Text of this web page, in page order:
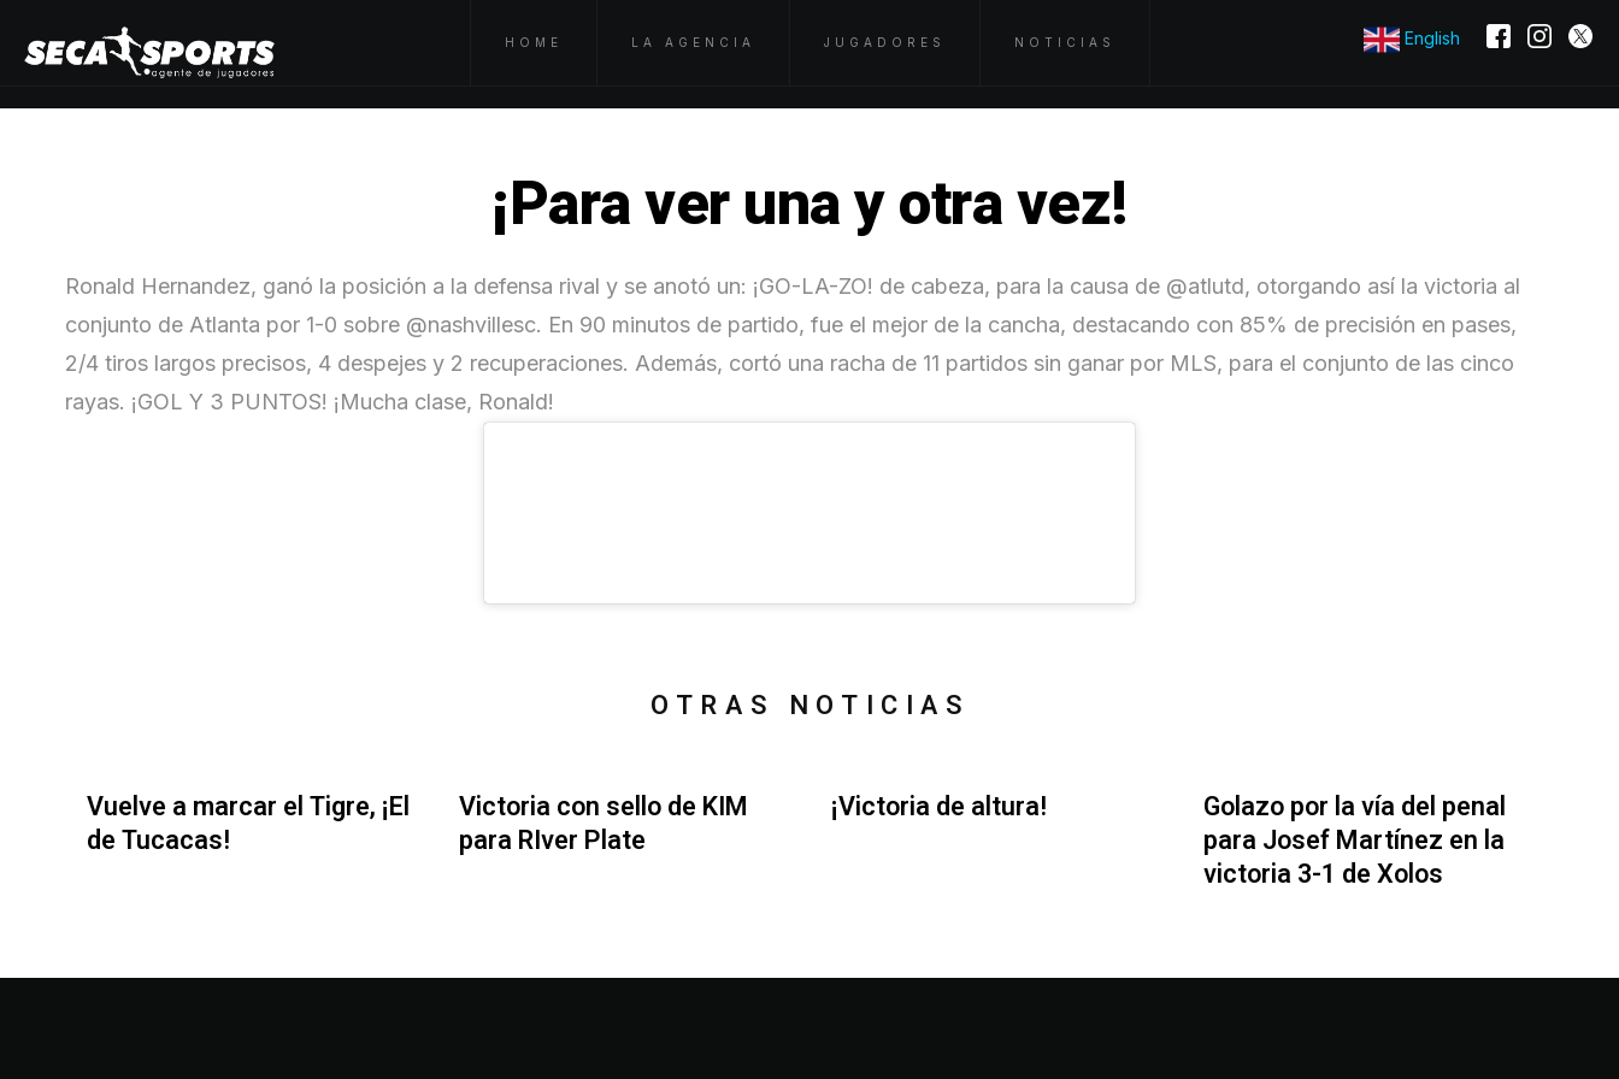
HOME LA AGENCIA JUGADORES NOTICIAS English
¡Para ver una y otra vez!
Ronald Hernandez, ganó la posición a la defensa rival y se anotó un: ¡GO-LA-ZO! de cabeza, para la causa de @atlutd, otorgando así la victoria al
conjunto de Atlanta por 1-0 sobre @nashvillesc. En 90 minutos de partido, fue el mejor de la cancha, destacando con 85% de precisión en pases,
2/4 tiros largos precisos, 4 despejes y 2 recuperaciones. Además, cortó una racha de 11 partidos sin ganar por MLS, para el conjunto de las cinco
rayas. ¡GOL Y 3 PUNTOS! ¡Mucha clase, Ronald!
OTRAS NOTICIAS
Vuelve a marcar el Tigre, ¡El
de Tucacas!
Victoria con sello de KIM
para RIver Plate
¡Victoria de altura!
Golazo por la vía del penal
para Josef Martínez en la
victoria 3-1 de Xolos